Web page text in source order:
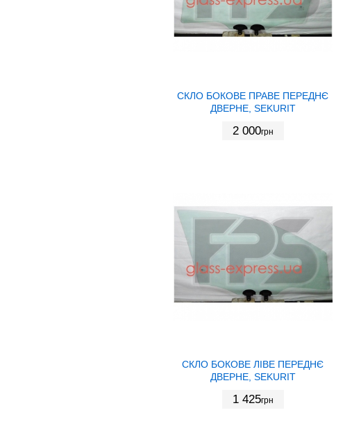
СКЛО БОКОВЕ ПРАВЕ ПЕРЕДНЄ
ДВЕРНЕ, SEKURIT
2 000грн
СКЛО БОКОВЕ ЛІВЕ ПЕРЕДНЄ
ДВЕРНЕ, SEKURIT
1 425грн